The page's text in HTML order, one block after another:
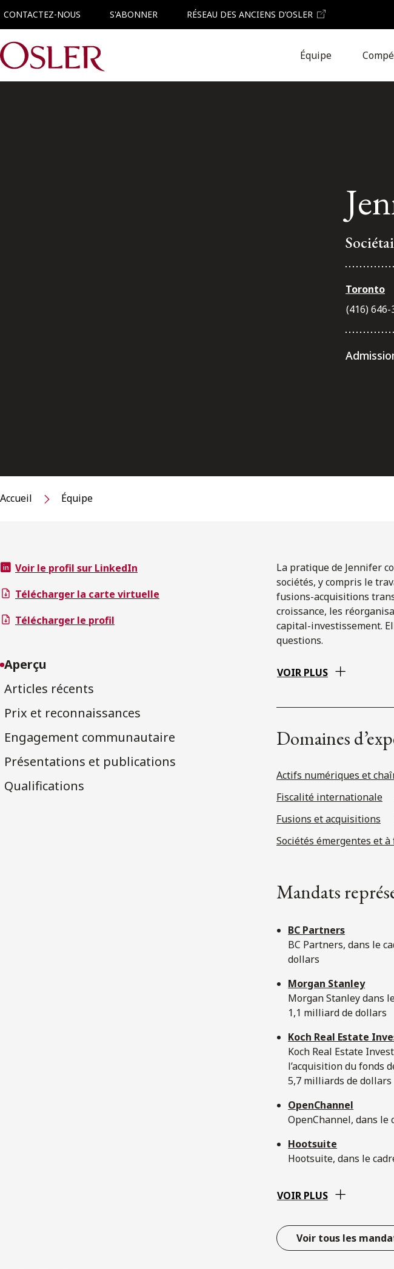
CONTACTEZ-NOUS S'ABONNER RÉSEAU DES ANCIENS D’OSLER
Main Navigation Équipe
Toronto
(416) 646-
Accueil Équipe
Voir le profil sur LinkedIn
Télécharger la carte virtuelle
Télécharger le profil
Aperçu
Articles récents
Prix et reconnaissances
Engagement communautaire
Présentations et publications
Qualifications
La pratique de Jennifer
sociétés, y compris le
fusions-acquisitions
croissance, les
capital-investissement.
questions.
VOIR PLUS
Domaines
Actifs numériques et
Fiscalité internationale
Fusions et acquisitions
Sociétés émergentes et
Mandats
BC Partners
BC Partners, dans le
dollars
Morgan Stanley
Morgan Stanley dans
1,1 milliard de dollars
Koch Real Estate
Koch Real Estate
l’acquisition du fonds
5,7 milliards de dollars
OpenChannel
OpenChannel, dans
Hootsuite
Hootsuite, dans le
VOIR PLUS
Voir tous les